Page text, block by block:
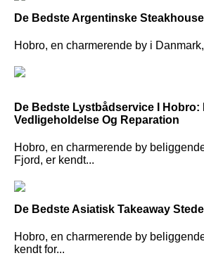
De Bedste Argentinske
Hobro, en charmerende by i
De Bedste Lystbådservice I Hobro:
Vedligeholdelse Og Reparation
Hobro, en charmerende by
Fjord, er kendt...
De Bedste Asiatisk Takeaway
Hobro, en charmerende by
kendt for...